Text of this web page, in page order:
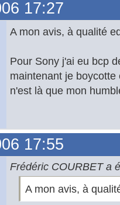
17:27
A mon avis, à qualité
Pour Sony j'ai eu bcp
maintenant je
n'est là que mon
17:55
Frédéric COURBET a
A mon avis, à